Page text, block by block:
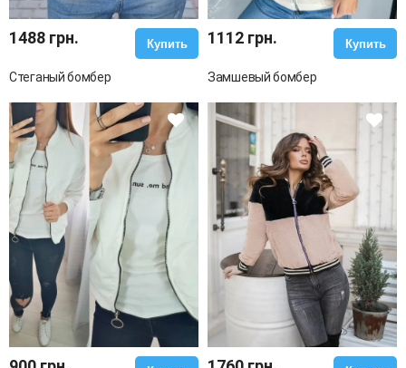
1488 грн. Купить
Стеганый бомбер
1112 грн. Купить
Замшевый бомбер